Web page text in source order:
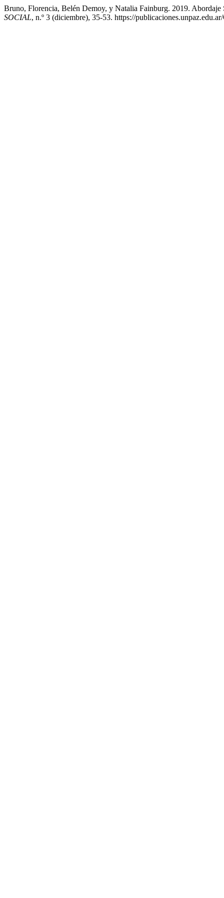
Bruno, Florencia, Belén Demoy, y Natalia Fainburg. 2019.
SOCIAL, n.º 3 (diciembre), 35-53. https://